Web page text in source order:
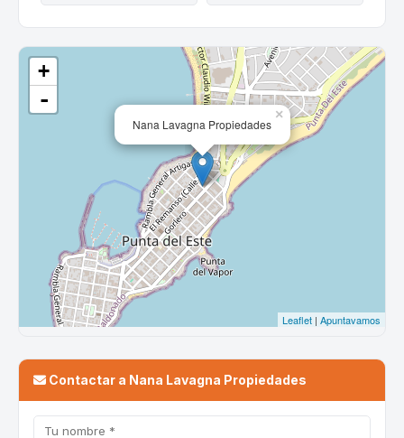
Contactar a Nana Lavagna Propiedades